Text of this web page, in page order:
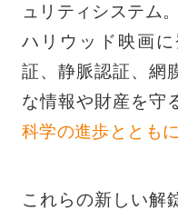
ュリティシステム。
ハリウッド映画
証、静脈認証、網
な情報や財産を守
科学の進歩ととも
これらの新しい解